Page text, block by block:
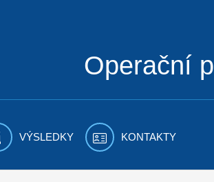
Operační
VÝSLEDKY KONTAKTY